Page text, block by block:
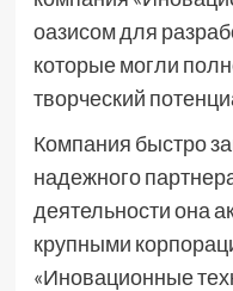
оазисом для
которые могли
творческий
Компания быстро
надежного
деятельности она
крупными
«Иновационные